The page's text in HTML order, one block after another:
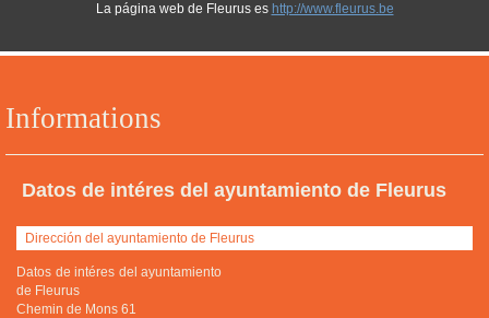
Informations
Datos de intéres del ayuntamiento de Fleurus
Dirección del ayuntamiento de Fleurus
Datos de intéres del ayuntamiento
de Fleurus
Chemin de Mons 61
La página web de Fleurus es http://www.fleurus.be